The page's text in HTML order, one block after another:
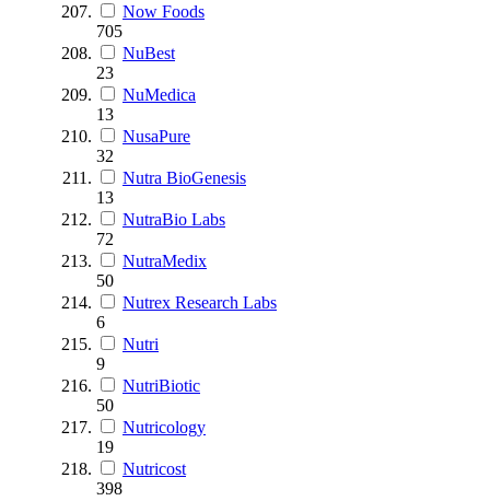
Now Foods
705
NuBest
23
NuMedica
13
NusaPure
32
Nutra BioGenesis
13
NutraBio Labs
72
NutraMedix
50
Nutrex Research Labs
6
Nutri
9
NutriBiotic
50
Nutricology
19
Nutricost
398